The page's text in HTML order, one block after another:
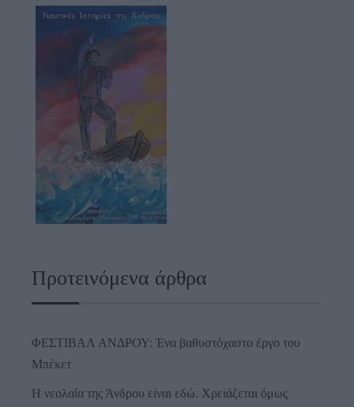
Προτεινόμενα άρθρα
ΦΕΣΤΙΒΑΛ ΑΝΔΡΟΥ: Ένα βαθυστόχαστο έργο του
Μπέκετ
Η νεολαία της Άνδρου είναι εδώ. Χρειάζεται όμως